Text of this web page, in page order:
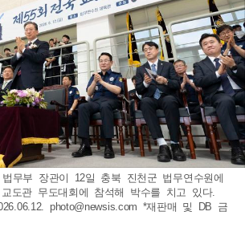
무부 장관이 12일 충북 진천군 법무연수원에
도관 무도대회에 참석해 박수를 치고 있다.
photo@newsis.com *재판매 및 DB 금